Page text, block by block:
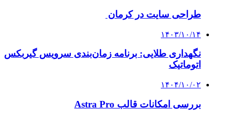
طراحی سایت در کرمان
۱۴۰۳/۱۰/۱۴
نگهداری طلایی: برنامه زمان‌بندی سرویس گیربکس
اتوماتیک
۱۴۰۴/۱۰/۰۲
بررسی امکانات قالب Astra Pro